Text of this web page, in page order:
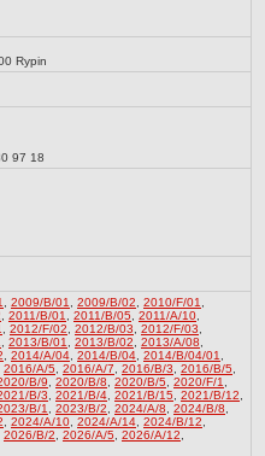
Rypin
97 18
2009/B/01 2009/B/02 2010/F/01
2011/B/01 2011/B/05 2011/A/10
2012/F/02 2012/B/03 2012/F/03
2013/B/01 2013/B/02 2013/A/08
2014/A/04 2014/B/04 2014/B/04/01
2016/A/5 2016/A/7 2016/B/3 2016/B/5
B/9 2020/B/8 2020/B/5 2020/F/1
B/3 2021/B/4 2021/B/15 2021/B/12
B/1 2023/B/2 2024/A/8 2024/B/8
2024/A/10 2024/A/14 2024/B/12
2026/B/2 2026/A/5 2026/A/12